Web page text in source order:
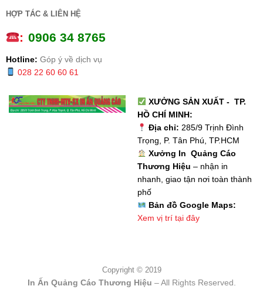
HỢP TÁC & LIÊN HỆ
: 0906 34 8765
Hotline: Góp ý về dịch vụ
028 22 60 60 61
XƯỞNG SẢN XUẤT - TP.
HỒ CHÍ MINH:
Địa chỉ: 285/9 Trịnh Đình
Trọng, P. Tân Phú, TP.HCM
Xưởng In Quảng Cáo
Thương Hiệu – nhận in
nhanh, giao tận nơi toàn thành
phố
Bản đồ Google Maps:
Xem vị trí tại đây
Copyright © 2019
In Ấn Quảng Cáo Thương Hiệu – All Rights Reserved.